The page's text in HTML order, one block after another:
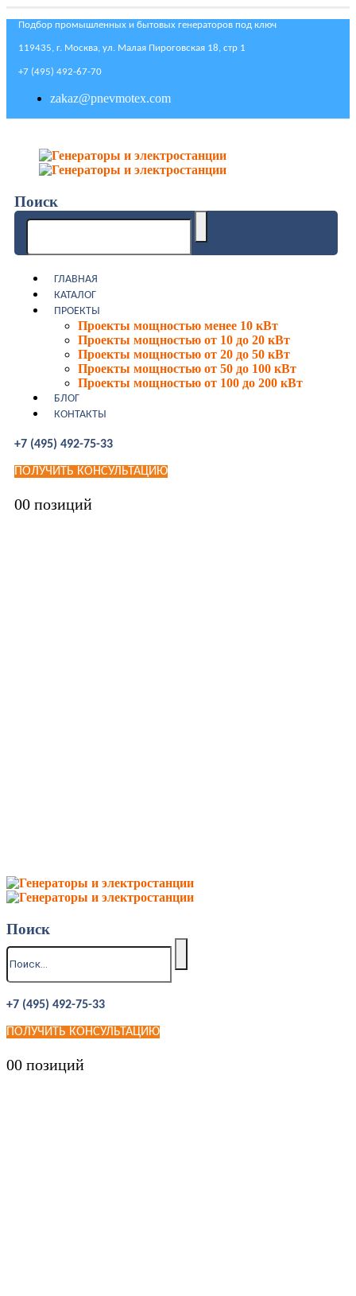
Подбор промышленных и бытовых генераторов под ключ
119435, г. Москва, ул. Малая Пироговская 18, стр 1
+7 (495) 492-67-70
zakaz@pnevmotex.com
Поиск
ГЛАВНАЯ
КАТАЛОГ
ПРОЕКТЫ
Проекты мощностью менее 10 кВт
Проекты мощностью от 10 до 20 кВт
Проекты мощностью от 20 до 50 кВт
Проекты мощностью от 50 до 100 кВт
Проекты мощностью от 100 до 200 кВт
БЛОГ
КОНТАКТЫ
+7 (495) 492-75-33
ПОЛУЧИТЬ КОНСУЛЬТАЦИЮ
00 позиций
Поиск
+7 (495) 492-75-33
ПОЛУЧИТЬ КОНСУЛЬТАЦИЮ
00 позиций